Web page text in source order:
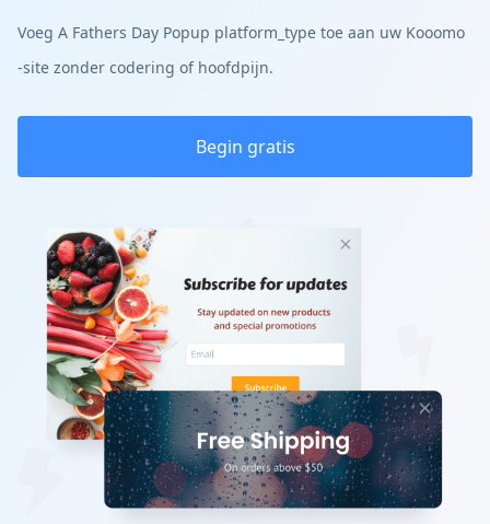
Voeg A Fathers Day Popup platform_type toe aan uw Kooomo
-site zonder codering of hoofdpijn.
Begin gratis